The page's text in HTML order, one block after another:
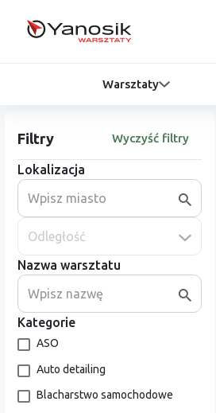
Warsztaty
Filtry Wyczyść filtry
Lokalizacja
Odległość
Nazwa warsztatu
Kategorie
ASO
Auto detailing
Blacharstwo samochodowe